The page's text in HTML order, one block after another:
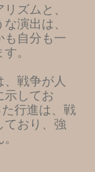
ズムと、
演出は、
も自分も一
。
戦争が人
示してお
行進は、戦
ており、強